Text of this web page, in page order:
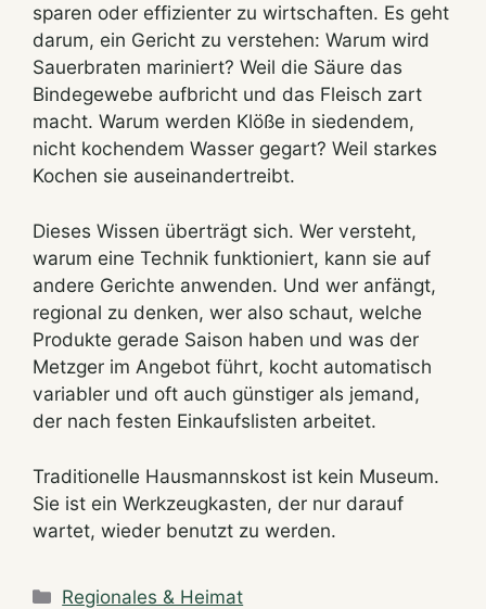
sparen oder effizienter zu wirtschaften. Es geht
darum, ein Gericht zu verstehen: Warum wird
Sauerbraten mariniert? Weil die Säure das
Bindegewebe aufbricht und das Fleisch zart
macht. Warum werden Klöße in siedendem,
nicht kochendem Wasser gegart? Weil starkes
Kochen sie auseinandertreibt.
Dieses Wissen überträgt sich. Wer versteht,
warum eine Technik funktioniert, kann sie auf
andere Gerichte anwenden. Und wer anfängt,
regional zu denken, wer also schaut, welche
Produkte gerade Saison haben und was der
Metzger im Angebot führt, kocht automatisch
variabler und oft auch günstiger als jemand,
der nach festen Einkaufslisten arbeitet.
Traditionelle Hausmannskost ist kein Museum.
Sie ist ein Werkzeugkasten, der nur darauf
wartet, wieder benutzt zu werden.
Categories
Regionales & Heimat